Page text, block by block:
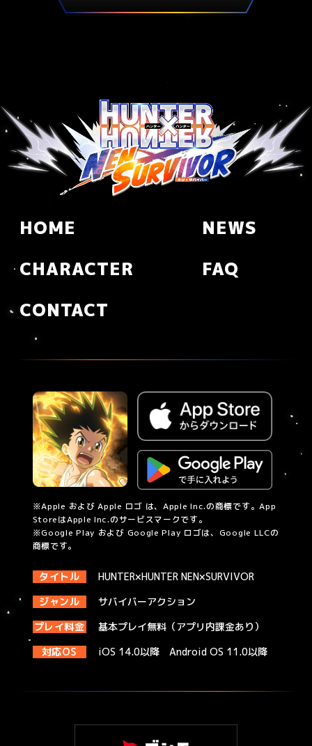
HOME
NEWS
CHARACTER
FAQ
CONTACT
※Apple および Apple ロゴ は、Apple Inc.の商標です。App
StoreはApple Inc.のサービスマークです。
※Google Play および Google Play ロゴは、Google LLCの
商標です。
タイトル
HUNTER×HUNTER NEN×SURVIVOR
ジャンル
サバイバーアクション
プレイ料金
基本プレイ無料（アプリ内課金あり）
対応OS
iOS 14.0以降 Android OS 11.0以降